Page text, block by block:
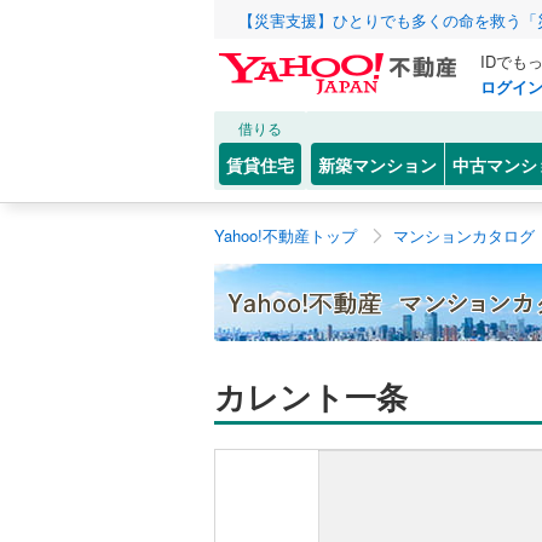
【災害支援】ひとりでも多くの命を救う
IDでも
ログイン
借りる
賃貸住宅 新築マンション 中古マンシ
Yahoo!不動産トップ マンションカタログ
カレント一条